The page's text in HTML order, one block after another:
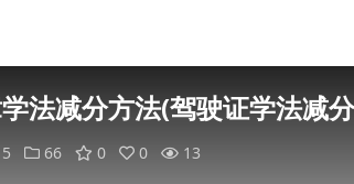
法减分方法(驾驶证学法减
66 0 0 13